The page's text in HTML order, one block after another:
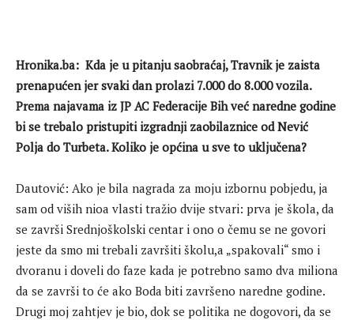
Hronika.ba: Kda je u pitanju saobraćaj, Travnik je zaista
prenapućen jer svaki dan prolazi 7.000 do 8.000 vozila.
Prema najavama iz JP AC Federacije Bih već naredne godine
bi se trebalo pristupiti izgradnji zaobilaznice od Nević
Polja do Turbeta. Koliko je općina u sve to uključena?
Dautović: Ako je bila nagrada za moju izbornu pobjedu, ja
sam od viših nioa vlasti tražio dvije stvari: prva je škola, da
se završi Srednjoškolski centar i ono o čemu se ne govori
jeste da smo mi trebali završiti školu,a „spakovali“ smo i
dvoranu i doveli do faze kada je potrebno samo dva miliona
da se završi to će ako Boda biti završeno naredne godine.
Drugi moj zahtjev je bio, dok se politika ne dogovori, da se